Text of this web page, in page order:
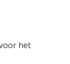
het